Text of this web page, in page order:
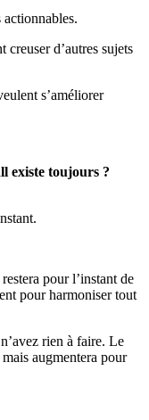
creuser d’autres sujets
s’améliorer
existe toujours ?
pour l’instant de
pour harmoniser tout
rien à faire. Le
augmentera pour